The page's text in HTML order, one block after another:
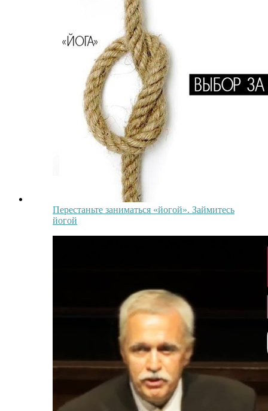
Перестаньте заниматься «йогой». Займитесь
йогой